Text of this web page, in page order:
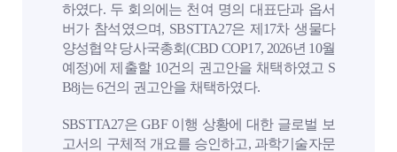
하였다. 두 회의에는 천여 명의 대표단과 옵서
버가 참석였으며, SBSTTA27은 제17차 생물다
양성협약 당사국총회(CBD COP17, 2026년 10월
예정)에 제출할 10건의 권고안을 채택하였고 S
B8j는 6건의 권고안을 채택하였다.
SBSTTA27은 GBF 이행 상황에 대한 글로벌 보
고서의 구체적 개요를 승인하고, 과학기술자문